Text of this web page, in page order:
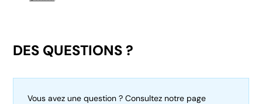
DES QUESTIONS ?
Vous avez une question ? Consultez notre page